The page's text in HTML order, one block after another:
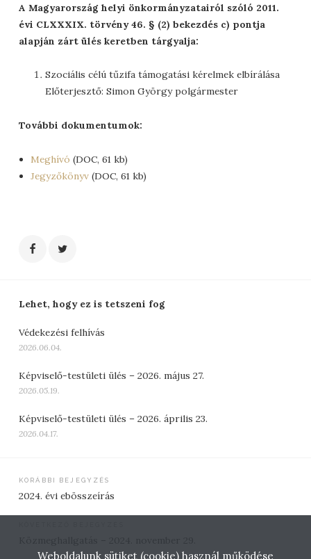
A Magyarország helyi önkormányzatairól szóló 2011.
évi CLXXXIX. törvény 46. § (2) bekezdés c) pontja
alapján zárt ülés keretben tárgyalja:
Szociális célú tűzifa támogatási kérelmek elbírálása
Előterjesztő: Simon György polgármester
További dokumentumok:
Meghívó (DOC, 61 kb)
Jegyzőkönyv (DOC, 61 kb)
Lehet, hogy ez is tetszeni fog
Védekezési felhívás
2026.06.04.
Képviselő-testületi ülés – 2026. május 27.
2026.05.19.
Képviselő-testületi ülés – 2026. április 23.
2026.04.17.
Bejegyzés
navigáció
KORÁBBI BEJEGYZÉS
2024. évi ebösszeírás
Weboldalunk sütiket (cookie) használ működése